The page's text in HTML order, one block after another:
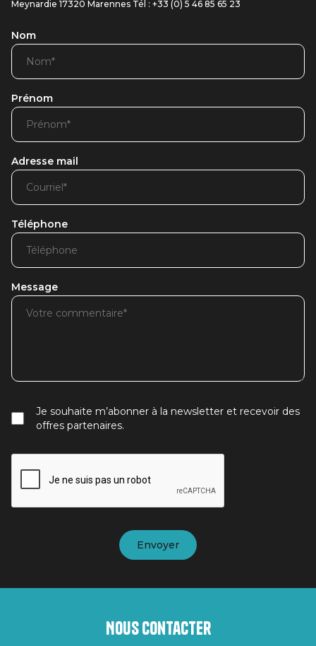
Meynardie 17320 Marennes Tél : +33 (0) 5 46 85 65 23
Nom
Prénom
Adresse mail
Téléphone
Message
Je souhaite m’abonner à la newsletter et recevoir des
offres partenaires.
Nous contacter